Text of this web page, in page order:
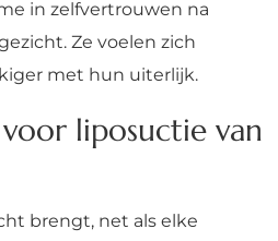
in zelfvertrouwen na
Ze voelen zich
met hun uiterlijk.
liposuctie van
brengt, net als elke